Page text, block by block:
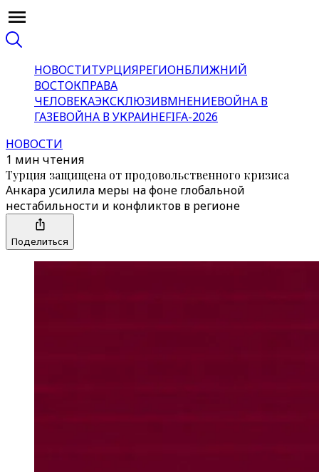
НОВОСТИТУРЦИЯРЕГИОНБЛИЖНИЙ
ВОСТОКПРАВА
ЧЕЛОВЕКАЭКСКЛЮЗИВМНЕНИЕВОЙНА В
ГАЗЕВОЙНА В УКРАИНЕFIFA-2026
НОВОСТИ
1 мин чтения
Турция защищена от продовольственного кризиса
Анкара усилила меры на фоне глобальной
нестабильности и конфликтов в регионе
Поделиться